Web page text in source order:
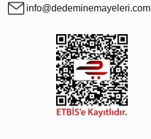
info@dedeminemayeleri.com